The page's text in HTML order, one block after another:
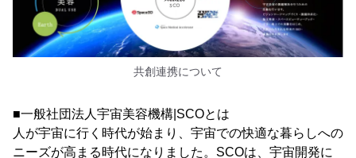
共創連携について
■一般社団法人宇宙美容機構|SCOとは
人が宇宙に行く時代が始まり、宇宙での快適な暮らしへの
ニーズが高まる時代になりました。SCOは、宇宙開発に